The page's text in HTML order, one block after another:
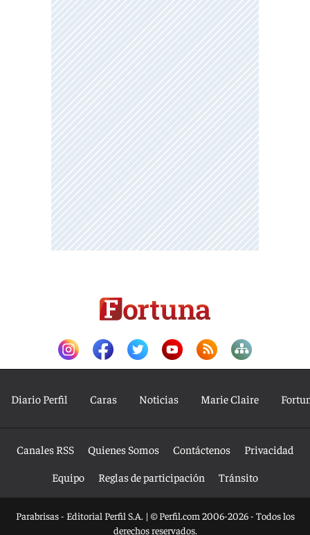
Diario Perfil Caras Noticias Marie Claire
Canales RSS Quienes Somos Contáctenos
Privacidad
Equipo
Reglas de participación Tránsito
Parabrisas - Editorial Perfil S.A. | © Perfil.com 2006-2026 - Todos los
derechos reservados.